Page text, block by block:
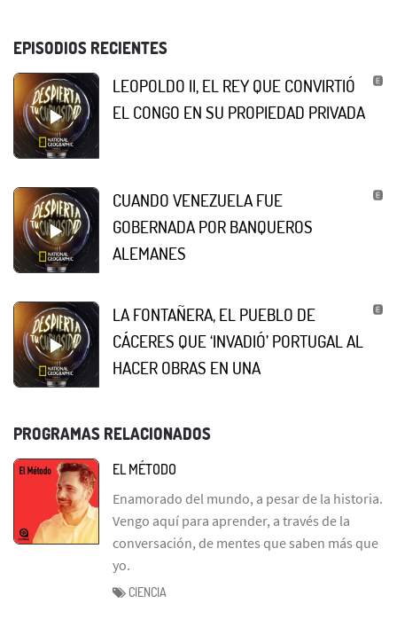
EPISODIOS RECIENTES
LEOPOLDO II, EL REY QUE CONVIRTIÓ
EL CONGO EN SU PROPIEDAD PRIVADA
CUANDO VENEZUELA FUE
GOBERNADA POR BANQUEROS
ALEMANES
LA FONTAÑERA, EL PUEBLO DE
CÁCERES QUE ‘INVADIÓ’ PORTUGAL AL
HACER OBRAS EN UNA
PROGRAMAS RELACIONADOS
EL MÉTODO
Enamorado del mundo, a pesar de la historia.
Vengo aquí para aprender, a través de la
conversación, de mentes que saben más que
yo.
CIENCIA